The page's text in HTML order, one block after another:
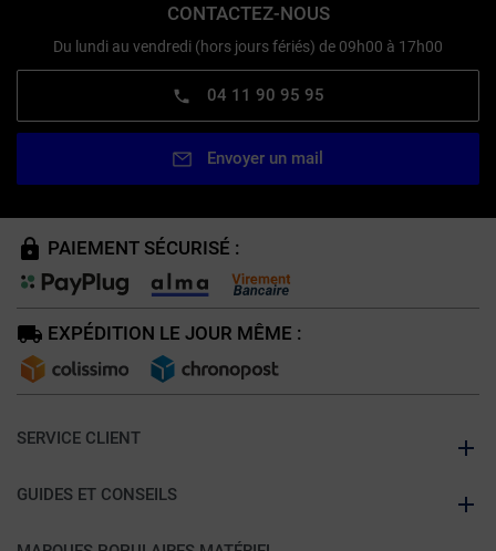
CONTACTEZ-NOUS
Du lundi au vendredi (hors jours fériés) de 09h00 à 17h00
04 11 90 95 95
Envoyer un mail
PAIEMENT SÉCURISÉ :
EXPÉDITION LE JOUR MÊME :
SERVICE CLIENT
GUIDES ET CONSEILS